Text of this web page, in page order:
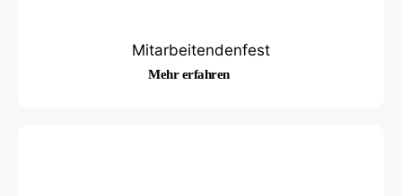
Mitarbeitendenfest
Mehr erfahren